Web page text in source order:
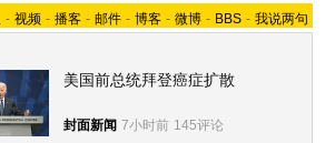
- 视频 - 播客 - 邮件 - 博客 - 微博 - BBS - 我说两句
美国前总统拜登癌症扩散
封面新闻 7小时前 145评论